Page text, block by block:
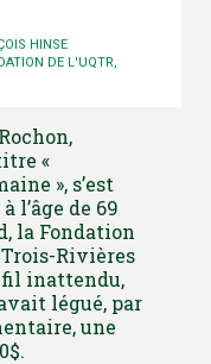
HINSE
DE L'UQTR,
«
», s’est
l’âge de 69
la Fondation
Trois-Rivières
fil inattendu,
légué, par
une